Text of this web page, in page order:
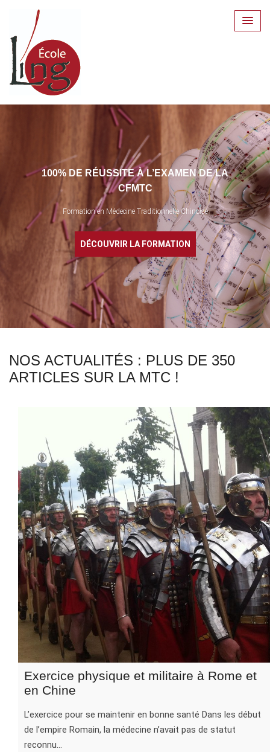
content
100% DE RÉUSSITE À L’EXAMEN DE LA
CFMTC
Formation en Médecine Traditionnelle Chinoise
DÉCOUVRIR LA FORMATION
NOS ACTUALITÉS : PLUS DE 350
ARTICLES SUR LA MTC !
Exercice physique et militaire à Rome et
en Chine
L’exercice pour se maintenir en bonne santé Dans les début
de l’empire Romain, la médecine n’avait pas de statut
reconnu…